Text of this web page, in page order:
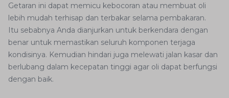
Getaran ini dapat memicu kebocoran atau membuat oli
lebih mudah terhisap dan terbakar selama pembakaran.
Itu sebabnya Anda dianjurkan untuk berkendara dengan
benar untuk memastikan seluruh komponen terjaga
kondisinya. Kemudian hindari juga melewati jalan kasar dan
berlubang dalam kecepatan tinggi agar oli dapat berfungsi
dengan baik.